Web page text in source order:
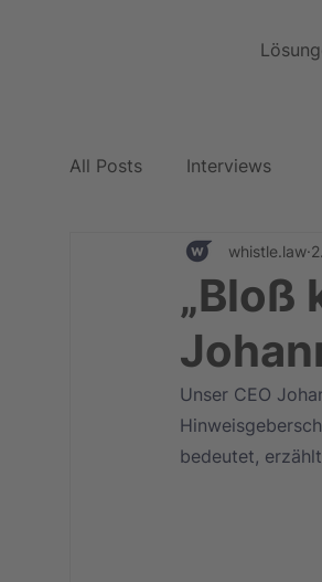
All Posts Interviews
„Bloß
whistle.law
Unser CEO
bedeutet,